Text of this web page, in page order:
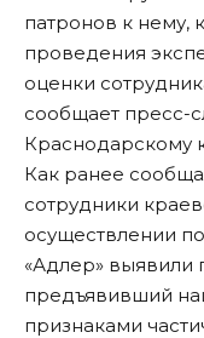
патронов к нему,
проведения
оценки
сообщает пресс-
Краснодарскому
Как ранее
сотрудники
осуществлении
«Адлер» выявили
предъявивший
признаками